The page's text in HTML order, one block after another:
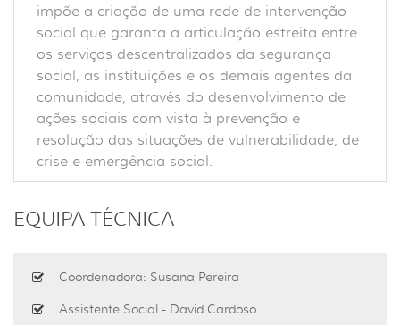
impõe a criação de uma rede de intervenção
social que garanta a articulação estreita entre
os serviços descentralizados da segurança
social, as instituições e os demais agentes da
comunidade, através do desenvolvimento de
ações sociais com vista à prevenção e
resolução das situações de vulnerabilidade, de
crise e emergência social.
EQUIPA TÉCNICA
Coordenadora: Susana Pereira
Assistente Social - David Cardoso